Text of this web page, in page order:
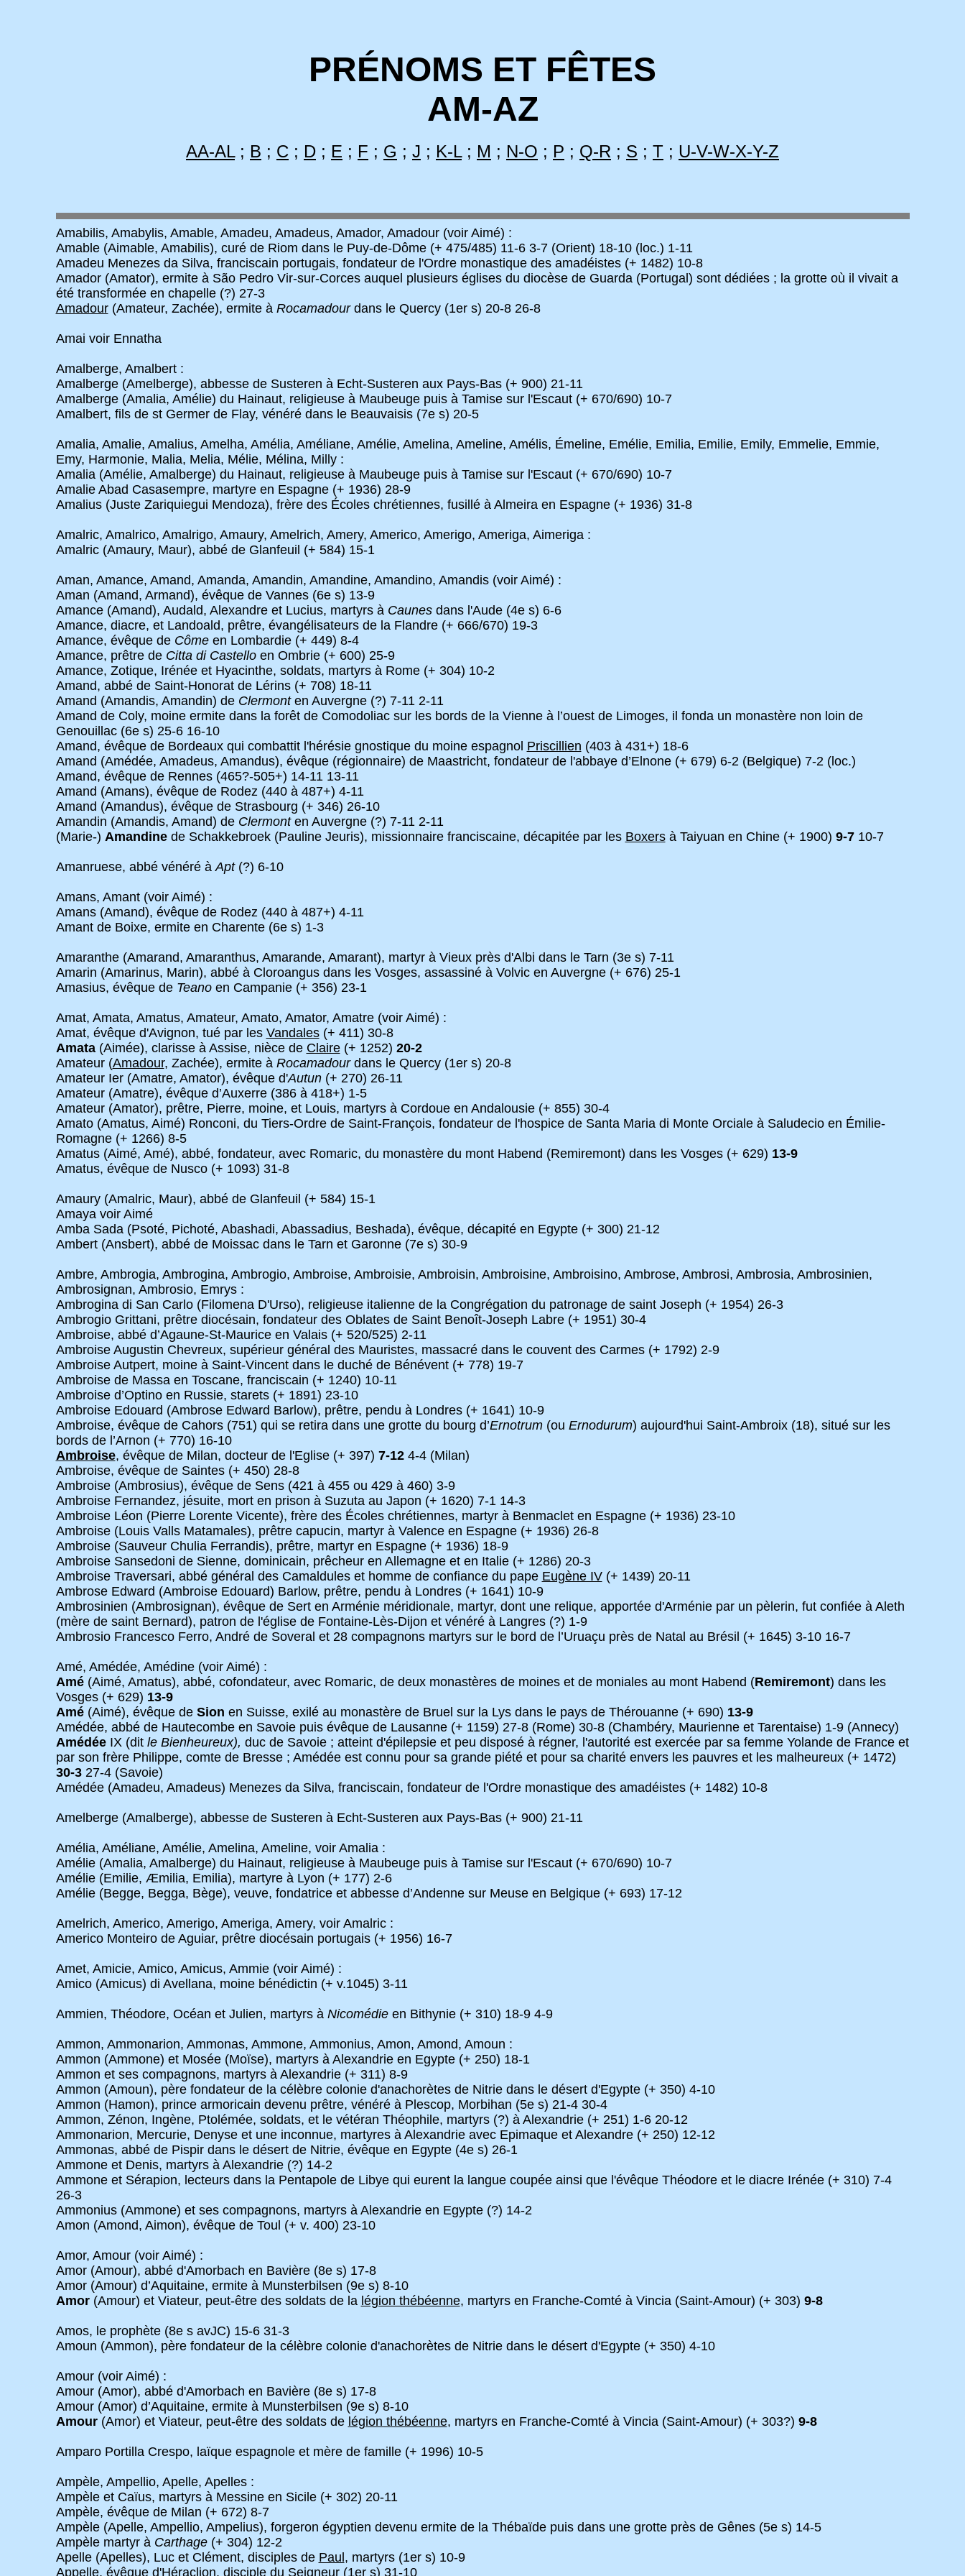
PRÉNOMS ET FÊTES
AM-AZ
AA-AL; B ; C ; D ; E ; F ; G ; J ; K-L; M ; N-O ; P ; Q-R ; S ; T ; U-V-W-X-Y-Z
Amabilis, Amabylis, Amable, Amadeu, Amadeus, Amador, Amadour (voir Aimé) :
Amable (Aimable, Amabilis), curé de Riom dans le Puy-de-Dôme (+ 475/485) 11-6 3-7 (Orient) 18-10 (loc.) 1-11
Amadeu Menezes da Silva, franciscain portugais, fondateur de l'Ordre monastique des amadéistes (+ 1482) 10-8
Amador (Amator), ermite à São Pedro Vir-sur-Corces auquel plusieurs églises du diocèse de Guarda (Portugal) sont dédiées ; la grotte où il vivait a
été transformée en chapelle (?) 27-3
Amadour(Amateur, Zachée), ermite à Rocamadourdans le Quercy (1er s) 20-8 26-8
Amai voir Ennatha
Amalberge, Amalbert :
Amalberge (Amelberge), abbesse de Susteren à Echt-Susteren aux Pays-Bas (+ 900) 21-11
Amalberge (Amalia, Amélie) du Hainaut, religieuse à Maubeuge puis à Tamise sur l'Escaut (+ 670/690) 10-7
Amalbert, fils de st Germer de Flay, vénéré dans le Beauvaisis (7e s) 20-5
Amalia, Amalie, Amalius, Amelha, Amélia, Améliane, Amélie, Amelina, Ameline, Amélis, Émeline, Emélie, Emilia, Emilie, Emily, Emmelie, Emmie,
Emy, Harmonie, Malia, Melia, Mélie, Mélina, Milly :
Amalia (Amélie, Amalberge) du Hainaut, religieuse à Maubeuge puis à Tamise sur l'Escaut (+ 670/690) 10-7
Amalie Abad Casasempre, martyre en Espagne (+ 1936) 28-9
Amalius (Juste Zariquiegui Mendoza), frère des Écoles chrétiennes, fusillé à Almeira en Espagne (+ 1936) 31-8
Amalric, Amalrico, Amalrigo, Amaury, Amelrich, Amery, Americo, Amerigo, Ameriga, Aimeriga :
Amalric (Amaury, Maur), abbé de Glanfeuil (+ 584) 15-1
Aman, Amance, Amand, Amanda, Amandin, Amandine, Amandino, Amandis (voir Aimé) :
Aman (Amand, Armand), évêque de Vannes (6e s) 13-9
Amance (Amand), Audald, Alexandre et Lucius, martyrs à Caunesdans l'Aude (4e s) 6-6
Amance, diacre, et Landoald, prêtre, évangélisateurs de la Flandre (+ 666/670) 19-3
Amance, évêque de Cômeen Lombardie (+ 449) 8-4
Amance, prêtre de Citta di Castelloen Ombrie (+ 600) 25-9
Amance, Zotique, Irénée et Hyacinthe, soldats, martyrs à Rome (+ 304) 10-2
Amand, abbé de Saint-Honorat de Lérins (+ 708) 18-11
Amand (Amandis, Amandin) de Clermonten Auvergne (?) 7-11 2-11
Amand de Coly, moine ermite dans la forêt de Comodoliac sur les bords de la Vienne à l’ouest de Limoges, il fonda un monastère non loin de
Genouillac (6e s) 25-6 16-10
Amand, évêque de Bordeaux qui combattit l'hérésie gnostique du moine espagnol Priscillien (403 à 431+) 18-6
Amand (Amédée, Amadeus, Amandus), évêque (régionnaire) de Maastricht, fondateur de l'abbaye d’Elnone (+ 679) 6-2 (Belgique) 7-2 (loc.)
Amand, évêque de Rennes (465?-505+) 14-11 13-11
Amand (Amans), évêque de Rodez (440 à 487+) 4-11
Amand (Amandus), évêque de Strasbourg (+ 346) 26-10
Amandin (Amandis, Amand) de Clermonten Auvergne (?) 7-11 2-11
(Marie-) Amandinede Schakkebroek (Pauline Jeuris), missionnaire franciscaine, décapitée par les Boxersà Taiyuan en Chine (+ 1900) 9-710-7
Amanruese, abbé vénéré àApt(?) 6-10
Amans, Amant (voir Aimé) :
Amans (Amand), évêque de Rodez (440 à 487+) 4-11
Amant de Boixe, ermite en Charente (6e s) 1-3
Amaranthe (Amarand, Amaranthus, Amarande, Amarant), martyr à Vieux près d'Albi dans le Tarn (3e s) 7-11
Amarin (Amarinus, Marin), abbé à Cloroangus dans les Vosges, assassiné à Volvic en Auvergne (+ 676) 25-1
Amasius, évêque de Teanoen Campanie (+ 356) 23-1
Amat, Amata, Amatus, Amateur, Amato, Amator, Amatre (voir Aimé) :
Amat, évêque d'Avignon, tué par les Vandales(+ 411) 30-8
Amata(Aimée), clarisse à Assise, nièce de Claire(+ 1252) 20-2
Amateur (Amadour, Zachée), ermite à Rocamadourdans le Quercy (1er s) 20-8
Amateur Ier (Amatre, Amator), évêque d'Autun(+ 270) 26-11
Amateur (Amatre), évêque d’Auxerre (386 à 418+) 1-5
Amateur (Amator), prêtre, Pierre, moine, et Louis, martyrs à Cordoue en Andalousie (+ 855) 30-4
Amato (Amatus, Aimé) Ronconi, du Tiers-Ordre de Saint-François, fondateur de l'hospice de Santa Maria di Monte Orciale à Saludecio en Émilie-
Romagne (+ 1266) 8-5
Amatus (Aimé, Amé), abbé, fondateur, avec Romaric, du monastère du mont Habend (Remiremont) dans les Vosges (+ 629) 13-9
Amatus, évêque de Nusco (+ 1093) 31-8
Amaury (Amalric, Maur), abbé de Glanfeuil (+ 584) 15-1
Amaya voir Aimé
Amba Sada (Psoté, Pichoté, Abashadi, Abassadius, Beshada), évêque, décapité en Egypte (+ 300) 21-12
Ambert (Ansbert), abbé de Moissac dans le Tarn et Garonne (7e s) 30-9
Ambre, Ambrogia, Ambrogina, Ambrogio, Ambroise, Ambroisie, Ambroisin, Ambroisine, Ambroisino, Ambrose, Ambrosi, Ambrosia, Ambrosinien,
Ambrosignan, Ambrosio, Emrys :
Ambrogina di San Carlo (Filomena D'Urso), religieuse italienne de la Congrégation du patronage de saint Joseph (+ 1954) 26-3
Ambrogio Grittani, prêtre diocésain, fondateur des Oblates de Saint Benoît-Joseph Labre (+ 1951) 30-4
Ambroise, abbé d’Agaune-St-Maurice en Valais (+ 520/525) 2-11
Ambroise Augustin Chevreux, supérieur général des Mauristes, massacré dans le couvent des Carmes (+ 1792) 2-9
Ambroise Autpert, moine à Saint-Vincent dans le duché de Bénévent (+ 778) 19-7
Ambroise de Massa en Toscane, franciscain (+ 1240) 10-11
Ambroise d’Optino en Russie, starets (+ 1891) 23-10
Ambroise Edouard (Ambrose Edward Barlow), prêtre, pendu à Londres (+ 1641) 10-9
Ambroise, évêque de Cahors (751) qui se retira dans une grotte du bourg d’Ernotrum(ou Ernodurum) aujourd'hui Saint-Ambroix (18), situé sur les
bords de l’Arnon (+ 770) 16-10
Ambroise, évêque de Milan, docteur de l'Eglise (+ 397) 7-124-4 (Milan)
Ambroise, évêque de Saintes (+ 450) 28-8
Ambroise (Ambrosius), évêque de Sens (421 à 455 ou 429 à 460) 3-9
Ambroise Fernandez, jésuite, mort en prison à Suzuta au Japon (+ 1620) 7-1 14-3
Ambroise Léon (Pierre Lorente Vicente), frère des Écoles chrétiennes, martyr à Benmaclet en Espagne (+ 1936) 23-10
Ambroise (Louis Valls Matamales), prêtre capucin, martyr à Valence en Espagne (+ 1936) 26-8
Ambroise (Sauveur Chulia Ferrandis), prêtre, martyr en Espagne (+ 1936) 18-9
Ambroise Sansedoni de Sienne, dominicain, prêcheur en Allemagne et en Italie (+ 1286) 20-3
Ambroise Traversari, abbé général des Camaldules et homme de confiance du pape Eugène IV(+ 1439) 20-11
Ambrose Edward (Ambroise Edouard) Barlow, prêtre, pendu à Londres (+ 1641) 10-9
Ambrosinien (Ambrosignan), évêque de Sert en Arménie méridionale, martyr, dont une relique, apportée d'Arménie par un pèlerin, fut confiée à Aleth
(mère de saint Bernard), patron de l'église de Fontaine-Lès-Dijon et vénéré à Langres (?) 1-9
Ambrosio Francesco Ferro, André de Soveral et 28 compagnons martyrs sur le bord de l’Uruaçu près de Natal au Brésil (+ 1645) 3-10 16-7
Amé, Amédée, Amédine (voir Aimé) :
Amé(Aimé, Amatus), abbé, cofondateur, avec Romaric, de deux monastères de moines et de moniales au mont Habend (Remiremont) dans les
Vosges (+ 629) 13-9
Amé(Aimé), évêque de Sion en Suisse, exilé au monastère de Bruel sur la Lys dans le pays de Thérouanne (+ 690) 13-9
Amédée, abbé de Hautecombe en Savoie puis évêque de Lausanne (+ 1159) 27-8 (Rome) 30-8 (Chambéry, Maurienne et Tarentaise) 1-9 (Annecy)
AmédéeIX (dit le Bienheureux), duc de Savoie ; atteint d'épilepsie et peu disposé à régner, l'autorité est exercée par sa femme Yolande de France et
par son frère Philippe, comte de Bresse ; Amédée est connu pour sa grande piété et pour sa charité envers les pauvres et les malheureux (+ 1472)
30-327-4 (Savoie)
Amédée (Amadeu, Amadeus) Menezes da Silva, franciscain, fondateur de l'Ordre monastique des amadéistes (+ 1482) 10-8
Amelberge (Amalberge), abbesse de Susteren à Echt-Susteren aux Pays-Bas (+ 900) 21-11
Amélia, Améliane, Amélie, Amelina, Ameline, voir Amalia :
Amélie (Amalia, Amalberge) du Hainaut, religieuse à Maubeuge puis à Tamise sur l'Escaut (+ 670/690) 10-7
Amélie (Emilie, Æmilia, Emilia), martyre à Lyon (+ 177) 2-6
Amélie (Begge, Begga, Bège), veuve, fondatrice et abbesse d’Andenne sur Meuse en Belgique (+ 693) 17-12
Amelrich, Americo, Amerigo, Ameriga, Amery, voir Amalric :
Americo Monteiro de Aguiar, prêtre diocésain portugais (+ 1956) 16-7
Amet, Amicie, Amico, Amicus, Ammie (voir Aimé) :
Amico (Amicus) di Avellana, moine bénédictin (+ v.1045) 3-11
Ammien, Théodore, Océan et Julien, martyrs à Nicomédieen Bithynie (+ 310) 18-9 4-9
Ammon, Ammonarion, Ammonas, Ammone, Ammonius, Amon, Amond, Amoun :
Ammon (Ammone) et Mosée (Moïse), martyrs à Alexandrie en Egypte (+ 250) 18-1
Ammon et ses compagnons, martyrs à Alexandrie (+ 311) 8-9
Ammon (Amoun), père fondateur de la célèbre colonie d'anachorètes de Nitrie dans le désert d'Egypte (+ 350) 4-10
Ammon (Hamon), prince armoricain devenu prêtre, vénéré à Plescop, Morbihan (5e s) 21-4 30-4
Ammon, Zénon, Ingène, Ptolémée, soldats, et le vétéran Théophile, martyrs (?) à Alexandrie (+ 251) 1-6 20-12
Ammonarion, Mercurie, Denyse et une inconnue, martyres à Alexandrie avec Epimaque et Alexandre (+ 250) 12-12
Ammonas, abbé de Pispir dans le désert de Nitrie, évêque en Egypte (4e s) 26-1
Ammone et Denis, martyrs à Alexandrie (?) 14-2
Ammone et Sérapion, lecteurs dans la Pentapole de Libye qui eurent la langue coupée ainsi que l'évêque Théodore et le diacre Irénée (+ 310) 7-4
26-3
Ammonius (Ammone) et ses compagnons, martyrs à Alexandrie en Egypte (?) 14-2
Amon (Amond, Aimon), évêque de Toul (+ v. 400) 23-10
Amor, Amour (voir Aimé) :
Amor (Amour), abbé d'Amorbach en Bavière (8e s) 17-8
Amor (Amour) d’Aquitaine, ermite à Munsterbilsen (9e s) 8-10
Amor(Amour) et Viateur, peut-être des soldats de la légion thébéenne, martyrs en Franche-Comté à Vincia (Saint-Amour) (+ 303) 9-8
Amos, le prophète (8e s avJC) 15-6 31-3
Amoun (Ammon), père fondateur de la célèbre colonie d'anachorètes de Nitrie dans le désert d'Egypte (+ 350) 4-10
Amour (voir Aimé) :
Amour (Amor), abbé d'Amorbach en Bavière (8e s) 17-8
Amour (Amor) d’Aquitaine, ermite à Munsterbilsen (9e s) 8-10
Amour(Amor) et Viateur, peut-être des soldats de légion thébéenne, martyrs en Franche-Comté à Vincia (Saint-Amour) (+ 303?) 9-8
Amparo Portilla Crespo, laïque espagnole et mère de famille (+ 1996) 10-5
Ampèle, Ampellio, Apelle, Apelles :
Ampèle et Caïus, martyrs à Messine en Sicile (+ 302) 20-11
Ampèle, évêque de Milan (+ 672) 8-7
Ampèle (Apelle, Ampellio, Ampelius), forgeron égyptien devenu ermite de la Thébaïde puis dans une grotte près de Gênes (5e s) 14-5
Ampèle martyr à Carthage(+ 304) 12-2
Apelle (Apelles), Luc et Clément, disciples de Paul , martyrs (1er s) 10-9
Appelle, évêque d'Héraclion, disciple du Seigneur (1er s) 31-10